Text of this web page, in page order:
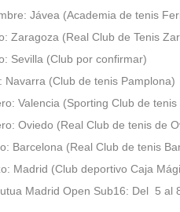
Jávea (Academia de tenis
Zaragoza (Real Club de Tenis
Sevilla (Club por confirmar)
Navarra (Club de tenis Pamplona)
Valencia (Sporting Club de tenis
Oviedo (Real Club de tenis de
Barcelona (Real Club de tenis
Madrid (Club deportivo Caja
Madrid Open Sub16: Del 5 al